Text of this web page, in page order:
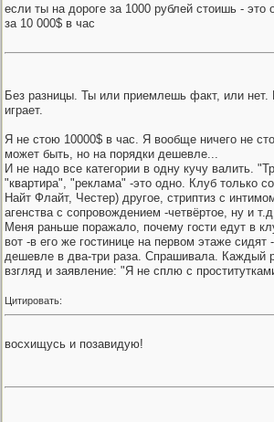
если ты на дороге за 1000 рублей стоишь -
за 10 000$ в час
Без разницы. Ты или приемлешь факт, или нет.
играет.
Я не стою 10000$ в час. Я вообще ничего не
может быть, но на порядки дешевле...
И не надо все категории в одну кучу валить.
"квартира", "реклама" -это одно. Клуб только
Найт Флайт, Честер) другое, стриптиз с
агенства с сопровождением -четвёртое, ну и
Меня раньше поражало, почему гости едут в
вот -в его же гостинице на первом этаже сидят
дешевле в два-три раза. Спрашивала. Каждый
взгляд и заявление: "Я не сплю с
Цитировать:
восхищусь и позавидую!